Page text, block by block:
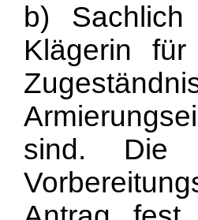
b)
Klägerin
sind. Die